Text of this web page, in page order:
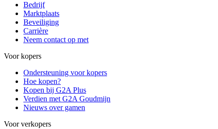
Bedrijf
Marktplaats
Beveiliging
Carrière
Neem contact op met
Voor kopers
Ondersteuning voor kopers
Hoe kopen?
Kopen bij G2A Plus
Verdien met G2A Goudmijn
Nieuws over gamen
Voor verkopers